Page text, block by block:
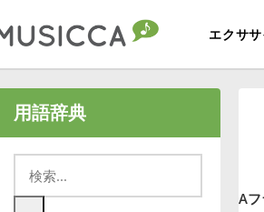
エクサ
Български
用語辞典
A